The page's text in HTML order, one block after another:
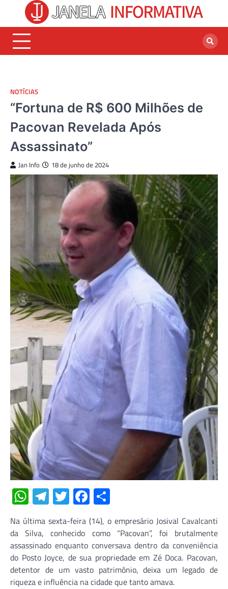
content
NOTÍCIAS
“Fortuna de R$ 600 Milhões de
Pacovan Revelada Após
Assassinato”
Jan Info 18 de junho de 2024
WhatsApp
Telegram
TwitterFacebook
Na última sexta-feira (14), o empresário Josival Cavalcanti
da Silva, conhecido como “Pacovan”, foi brutalmente
assassinado enquanto conversava dentro da conveniência
do Posto Joyce, de sua propriedade em Zé Doca. Pacovan,
detentor de um vasto patrimônio, deixa um legado de
riqueza e influência na cidade que tanto amava.